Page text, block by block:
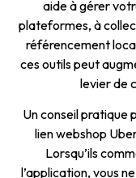
aide à gérer
plateformes, à
référencement
ces outils peut
levier de
Un conseil pratique
lien webshop
Lorsqu’ils
l’application, vous